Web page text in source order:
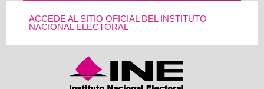
ACCEDE AL SITIO OFICIAL DEL INSTITUTO
NACIONAL ELECTORAL